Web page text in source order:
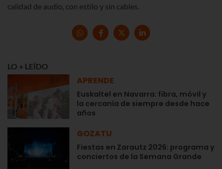
calidad de audio, con estilo y sin cables.
LO + LEÍDO
APRENDE
Euskaltel en Navarra: fibra, móvil y
la cercanía de siempre desde hace
años
GOZATU
Fiestas en Zarautz 2026: programa y
conciertos de la Semana Grande